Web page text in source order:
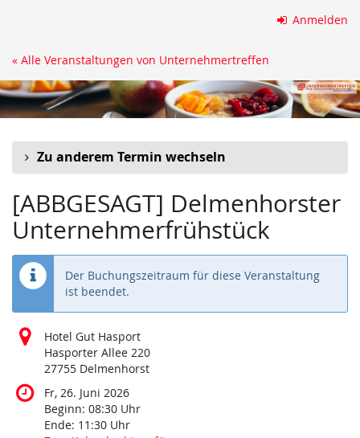
springen
Anmelden
« Alle Veranstaltungen von Unternehmertreffen
Zu anderem Termin wechseln
[ABBGESAGT] Delmenhorster
Unternehmerfrühstück
Der Buchungszeitraum für diese Veranstaltung
ist beendet.
Hotel Gut Hasport
Hasporter Allee 220
27755 Delmenhorst
Fr, 26. Juni 2026
Beginn: 08:30 Uhr
Ende: 11:30 Uhr